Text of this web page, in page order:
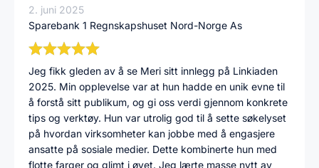
2. juni 2025
Sparebank 1 Regnskapshuset Nord-Norge As
Jeg fikk gleden av å se Meri sitt innlegg på Linkiaden
2025. Min opplevelse var at hun hadde en unik evne til
å forstå sitt publikum, og gi oss verdi gjennom konkrete
tips og verktøy. Hun var utrolig god til å sette søkelyset
på hvordan virksomheter kan jobbe med å engasjere
ansatte på sosiale medier. Dette kombinerte hun med
flotte farger og glimt i øyet. Jeg lærte masse nytt av